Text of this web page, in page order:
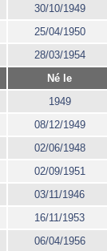
30/10/1949
25/04/1950
28/03/1954
Né le
1949
08/12/1949
02/06/1948
02/09/1951
03/11/1946
16/11/1953
06/04/1956